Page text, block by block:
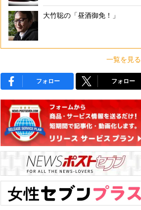
大竹聡の「昼酒御免！」
一覧を見る
フォロー フォロー